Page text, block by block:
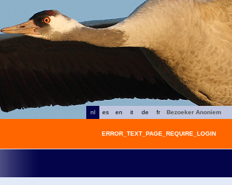
fr
de
it
en
es
nl
Bezoeker Anoniem
ERROR_TEXT_PAGE_REQUIRE_LOGIN